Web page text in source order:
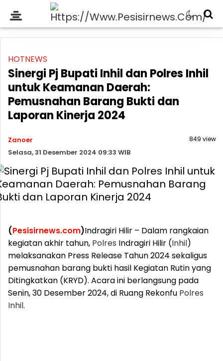
HOTNEWS
Sinergi Pj Bupati Inhil dan Polres Inhil
untuk Keamanan Daerah:
Pemusnahan Barang Bukti dan
Laporan Kinerja 2024
Zanoer
Selasa, 31 Desember 2024 09:33 WIB
849 view
(Pesisirnews.com)Indragiri Hilir – Dalam rangkaian
kegiatan akhir tahun, Polres Indragiri Hilir (Inhil)
melaksanakan Press Release Tahun 2024 sekaligus
pemusnahan barang bukti hasil Kegiatan Rutin yang
Ditingkatkan (KRYD). Acara ini berlangsung pada
Senin, 30 Desember 2024, di Ruang Rekonfu Polres
Inhil.